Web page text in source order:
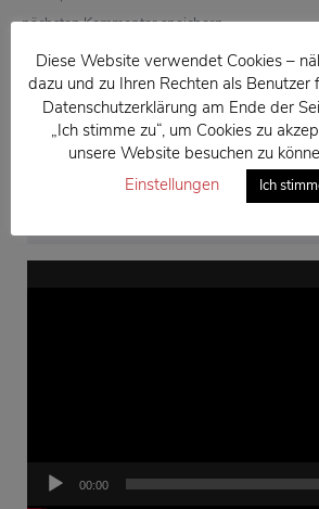
nächsten Kommentar speichern.
00:00
Diese Website verwendet Cookies –
dazu und zu Ihren Rechten als Benutzer
Datenschutzerklärung am Ende der
„Ich stimme zu“, um Cookies zu
unsere Website besuchen zu
Einstellungen
Ich